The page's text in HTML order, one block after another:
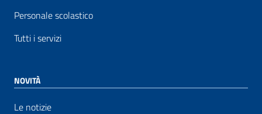
Personale scolastico
Tutti i servizi
NOVITÀ
Le notizie